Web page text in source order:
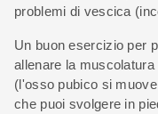
problemi di vescica
Un buon esercizio per
allenare la
(l'osso pubico si
che puoi svolgere in